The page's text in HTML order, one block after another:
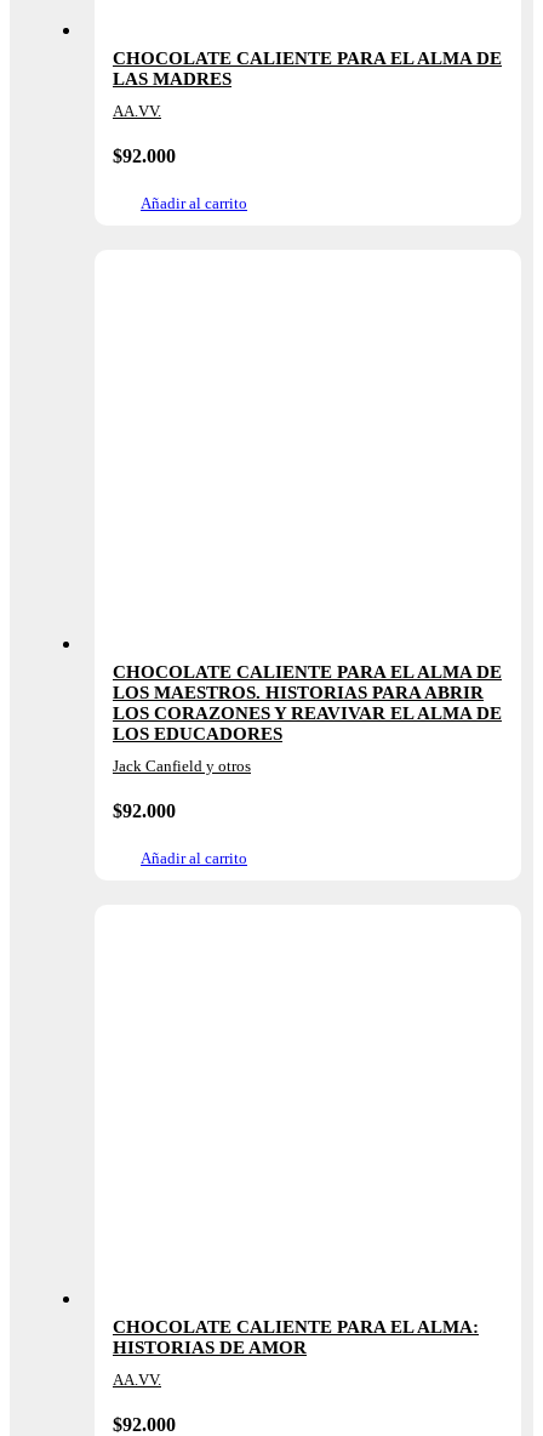
CHOCOLATE CALIENTE PARA EL ALMA DE
LAS MADRES
AA.VV.
$92.000
Añadir al carrito
CHOCOLATE CALIENTE PARA EL ALMA DE
LOS MAESTROS. HISTORIAS PARA ABRIR
LOS CORAZONES Y REAVIVAR EL ALMA DE
LOS EDUCADORES
Jack Canfield y otros
$92.000
Añadir al carrito
CHOCOLATE CALIENTE PARA EL ALMA:
HISTORIAS DE AMOR
AA.VV.
$92.000